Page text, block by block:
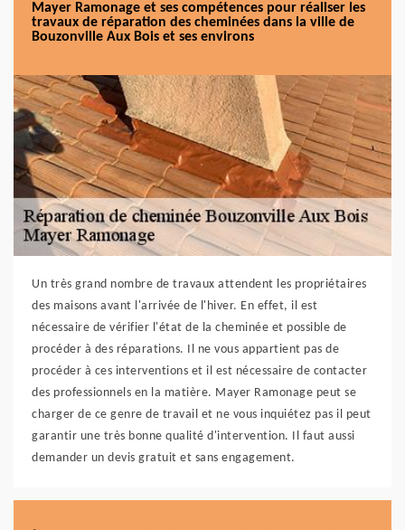
Mayer Ramonage et ses compétences pour réaliser les
travaux de réparation des cheminées dans la ville de
Bouzonville Aux Bois et ses environs
Un très grand nombre de travaux attendent les propriétaires
des maisons avant l'arrivée de l'hiver. En effet, il est
nécessaire de vérifier l'état de la cheminée et possible de
procéder à des réparations. Il ne vous appartient pas de
procéder à ces interventions et il est nécessaire de contacter
des professionnels en la matière. Mayer Ramonage peut se
charger de ce genre de travail et ne vous inquiétez pas il peut
garantir une très bonne qualité d'intervention. Il faut aussi
demander un devis gratuit et sans engagement.